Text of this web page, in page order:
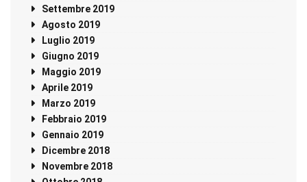
Settembre 2019
Agosto 2019
Luglio 2019
Giugno 2019
Maggio 2019
Aprile 2019
Marzo 2019
Febbraio 2019
Gennaio 2019
Dicembre 2018
Novembre 2018